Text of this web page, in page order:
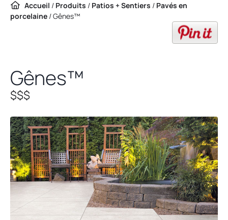
Accueil / Produits / Patios + Sentiers / Pavés en
porcelaine /Gênes™
Gênes™
$$$